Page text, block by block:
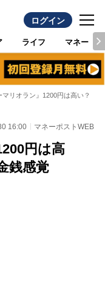
ログイン
ライフ マネー
マリオラン』1200円は高い？
16:00 マネーポストWEB
円は高
銭感覚